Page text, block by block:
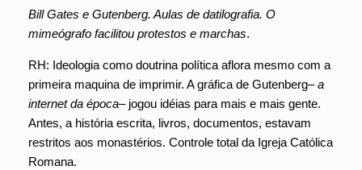
Bill Gates e Gutenberg. Aulas de datilografia. O
mimeógrafo facilitou protestos e marchas.
RH: Ideologia como doutrina política aflora mesmo com a
primeira maquina de imprimir. A gráfica de Gutenberg– a
internet da época– jogou idéias para mais e mais gente.
Antes, a história escrita, livros, documentos, estavam
restritos aos monastérios. Controle total da Igreja Católica
Romana.